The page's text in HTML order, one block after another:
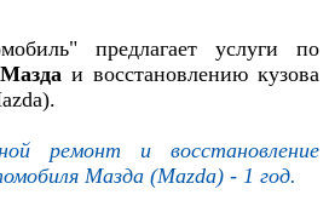
предлагает услуги по
и восстановлению кузова
ремонт и восстановление
Мазда (Mazda) - 1 год.